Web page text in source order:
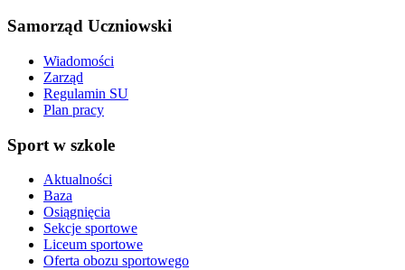
Samorząd Uczniowski
Wiadomości
Zarząd
Regulamin SU
Plan pracy
Sport w szkole
Aktualności
Baza
Osiągnięcia
Sekcje sportowe
Liceum sportowe
Oferta obozu sportowego